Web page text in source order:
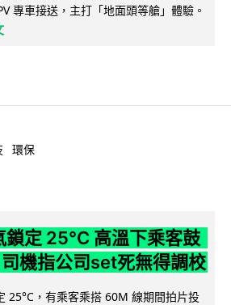
專車接送，主打「地面頭等艙」體驗。
環保
鎖定 25°C 高溫下乘客鼓
機指公司set死無得調校
25°C，有乘客乘搭 60M 線期間拍片投